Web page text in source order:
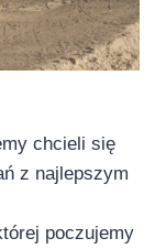
chcieli się
z najlepszym
poczujemy